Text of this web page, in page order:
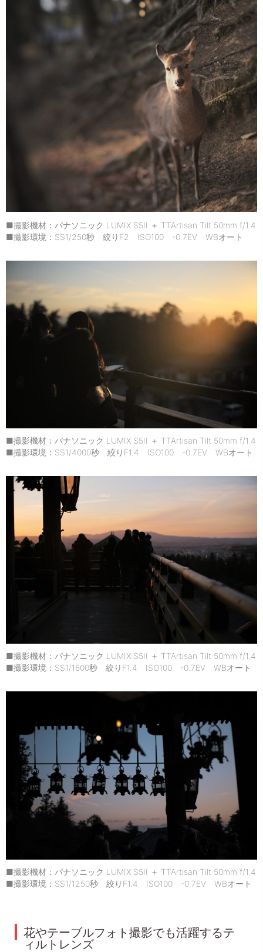
■撮影機材：パナソニック LUMIX S5II ＋ TTArtisan Tilt 50mm f/1.4
■撮影環境：SS1/250秒 絞りF2 ISO100 -0.7EV WBオート
■撮影機材：パナソニック LUMIX S5II ＋ TTArtisan Tilt 50mm f/1.4
■撮影環境：SS1/4000秒 絞りF1.4 ISO100 -0.7EV WBオート
■撮影機材：パナソニック LUMIX S5II ＋ TTArtisan Tilt 50mm f/1.4
■撮影環境：SS1/1600秒 絞りF1.4 ISO100 -0.7EV WBオート
■撮影機材：パナソニック LUMIX S5II ＋ TTArtisan Tilt 50mm f/1.4
■撮影環境：SS1/1250秒 絞りF1.4 ISO100 -0.7EV WBオート
花やテーブルフォト撮影でも活躍するテ
ィルトレンズ